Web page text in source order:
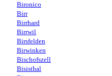
Bironico
Birr
Birrhard
Birrwil
Birsfelden
Birwinken
Bischofszell
Bisisthal